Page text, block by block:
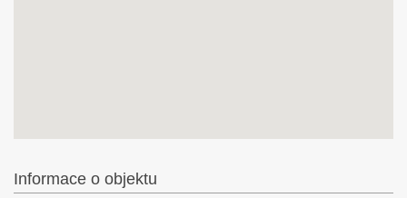
Informace o objektu